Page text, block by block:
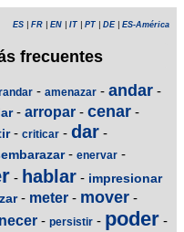
ES FR EN IT PT DE| ES-América
frecuentes
- amenazar - andar -
- arropar - cenar -
- criticar - dar -
- enervar -
- hablar - impresionar
- meter - mover -
- persistir - poder -